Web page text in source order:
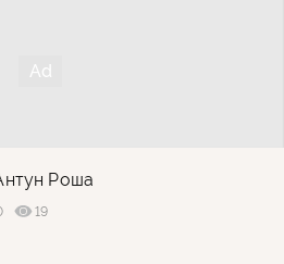
Роша
19